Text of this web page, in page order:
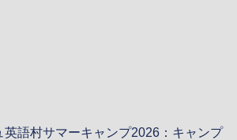
英語村サマーキャンプ2026：キャンプ